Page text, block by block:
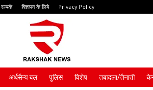
सम्पर्क विज्ञापन के लिये Privacy Policy
अर्धसैन्य बल पुलिस विशेष तबादला/तैनाती